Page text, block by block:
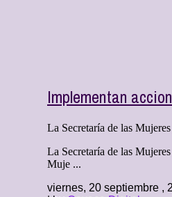
Implementan
La Secretaría de las
La Secretaría de las
Muje ...
viernes, 20 septiembre ,